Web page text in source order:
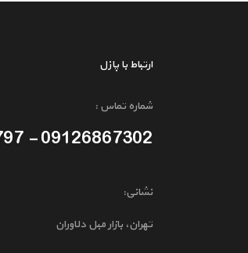
ارتباط با پازل
شماره تماس :
09126867302 - 02122301797
نشانی:
تهران، بازار مبل دلاوران